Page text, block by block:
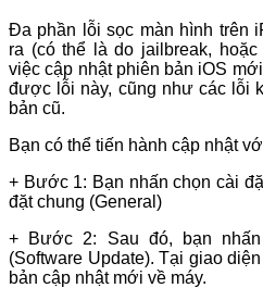
Đa phần lỗi sọc màn hình trên
ra (có thể là do jailbreak,
việc cập nhật phiên bản iOS
được lỗi này, cũng như các lỗi
bản cũ.
Bạn có thể tiến hành cập nhật
+ Bước 1: Bạn nhấn chọn cài
đặt chung (General)
+ Bước 2: Sau đó, bạn
(Software Update). Tại giao
bản cập nhật mới về máy.